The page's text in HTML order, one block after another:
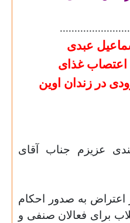
عبدی
غذای
در زندان اوین
عزیزم جناب آقای
به صدور احکام
برای فعالان صنفی و